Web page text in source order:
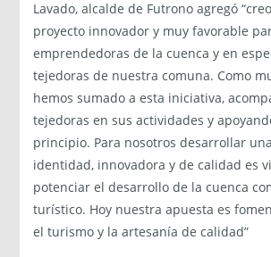
Lavado, alcalde de Futrono agregó
proyecto innovador y muy favorable
emprendedoras de la cuenca y en
tejedoras de nuestra comuna. Como
hemos sumado a esta iniciativa,
tejedoras en sus actividades y
principio. Para nosotros desarrollar
identidad, innovadora y de calidad es
potenciar el desarrollo de la cuenca
turístico. Hoy nuestra apuesta es
el turismo y la artesanía de calidad”